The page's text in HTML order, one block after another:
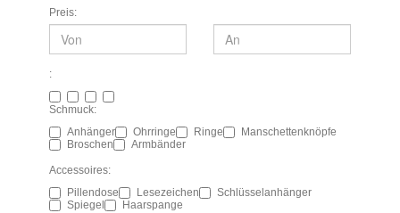
Preis:
:
Schmuck:
Anhänger
Ohrringe Ringe
Manschettenknöpfe
Broschen
Armbänder
Accessoires:
Pillendose
Lesezeichen
Schlüsselanhänger
Spiegel
Haarspange